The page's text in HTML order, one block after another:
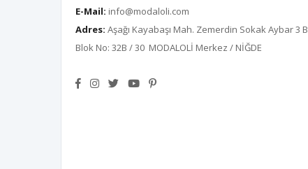
E-Mail: info@modaloli.com
Adres: Aşağı Kayabaşı Mah. Zemerdin Sokak Aybar 3 B
Blok No: 32B / 30 MODALOLİ Merkez / NİĞDE